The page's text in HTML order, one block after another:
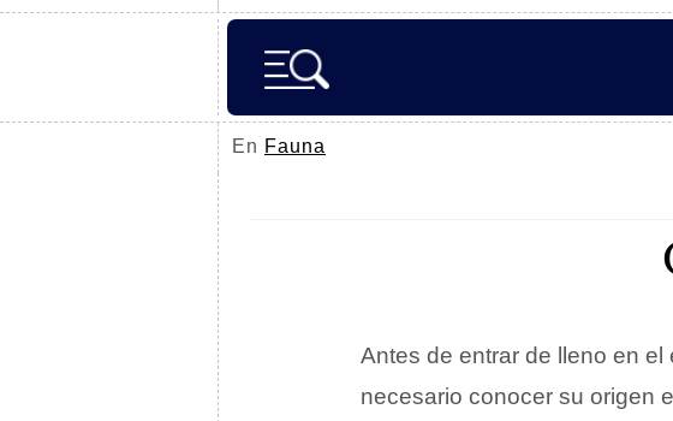
En Fauna
Antes de entrar de lleno en
necesario conocer su origen